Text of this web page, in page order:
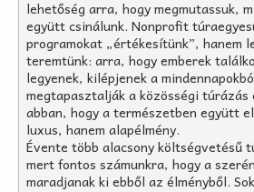
lehetőség arra, hogy megmutassuk,
együtt csinálunk. Nonprofit
programokat „értékesítünk”, hanem
teremtünk: arra, hogy emberek
legyenek, kilépjenek a
megtapasztalják a közösségi
abban, hogy a természetben együtt
luxus, hanem alapélmény.
Évente több alacsony költségvetésű
mert fontos számunkra, hogy a
maradjanak ki ebből az élményből.